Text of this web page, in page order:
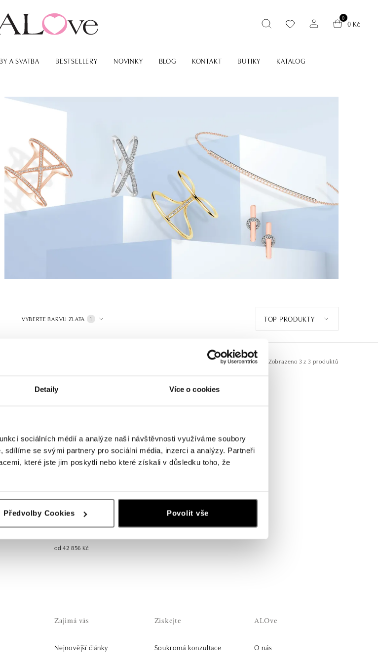
Detaily Více o cookies
sociálních médií a analýze naší návštěvnosti využíváme soubory
sdílíme se svými partnery pro sociální média, inzerci a analýzy. Partneři
které jste jim poskytli nebo které získali v důsledku toho, že
Předvolby Cookies Povolit vše
0
0 Kč
A SVATBA BESTSELLERY NOVINKY BLOG KONTAKT BUTIKY KATALOG
VYBERTE BARVU ZLATA 1 TOP PRODUKTY
Zobrazeno 3 z 3 produktů
Prsten s diamanty Graceful Lure
od 42 856 Kč
Zajímá vás
Nejnovější články
Získejte
Soukromá konzultace
ALOve
O nás